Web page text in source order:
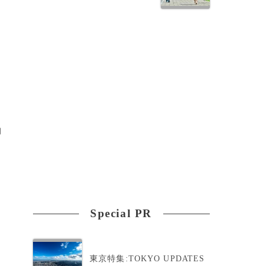
Special PR
東京特集:TOKYO UPDATES